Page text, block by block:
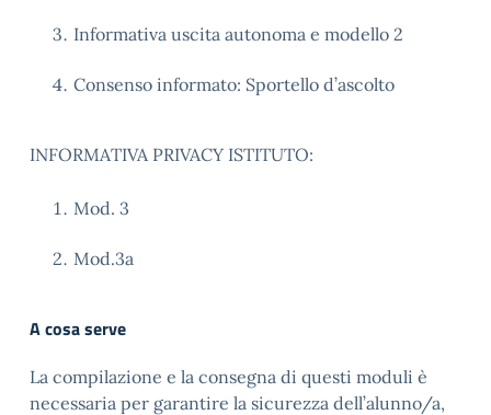
Informativa uscita autonoma e modello 2
Consenso informato: Sportello d’ascolto
INFORMATIVA PRIVACY ISTITUTO:
Mod. 3
Mod.3a
A cosa serve
La compilazione e la consegna di questi moduli è
necessaria per garantire la sicurezza dell’alunno/a,